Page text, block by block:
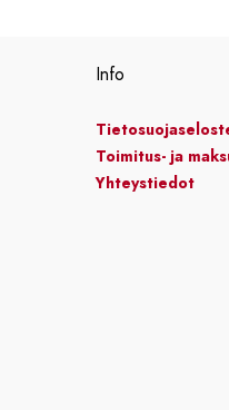
Info
Toimitus- ja
Yhteystiedot